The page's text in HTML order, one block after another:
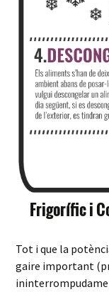
Frigorífic i
Tot i que la
gaire important